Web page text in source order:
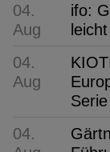
04.
Aug
ifo:
04.
Aug
Serie
04.